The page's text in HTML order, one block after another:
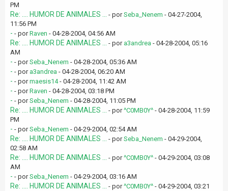
PM
Re: .... HUMOR DE ANIMALES ... - porSeba_Nenem - 04-27-2004,
11:56 PM
- - porRaven - 04-28-2004, 04:56 AM
Re: .... HUMOR DE ANIMALES ... - por a3andrea - 04-28-2004, 05:16
AM
- - porSeba_Nenem - 04-28-2004, 05:36 AM
- - por a3andrea - 04-28-2004, 06:20 AM
- - pormaesis14- 04-28-2004, 11:42 AM
- - porRaven - 04-28-2004, 03:18 PM
- - porSeba_Nenem - 04-28-2004, 11:05 PM
Re: .... HUMOR DE ANIMALES ... - por^C0MB0Y^ - 04-28-2004, 11:59
PM
- - porSeba_Nenem - 04-29-2004, 02:54 AM
Re: .... HUMOR DE ANIMALES ... - porSeba_Nenem - 04-29-2004,
02:58 AM
Re: .... HUMOR DE ANIMALES ... - por^C0MB0Y^ - 04-29-2004, 03:08
AM
- - porSeba_Nenem - 04-29-2004, 03:16 AM
Re: .... HUMOR DE ANIMALES ... - por^C0MB0Y^ - 04-29-2004, 03:21